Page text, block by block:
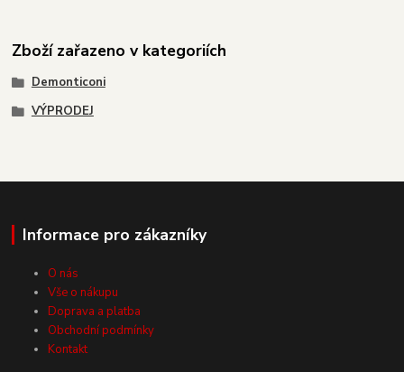
Zboží zařazeno v kategoriích
Demonticoni
VÝPRODEJ
Informace pro zákazníky
O nás
Vše o nákupu
Doprava a platba
Obchodní podmínky
Kontakt